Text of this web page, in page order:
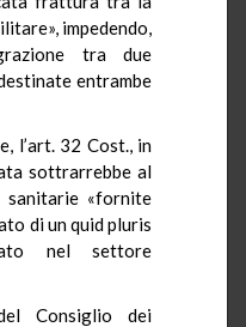
impedendo,
tra due
entrambe
l’art. 32 Cost., in
sottrarrebbe al
«fornite
di un quid pluris
nel settore
Consiglio dei